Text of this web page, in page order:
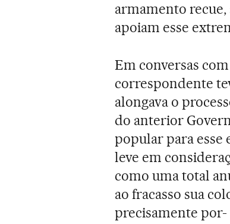
armamento recue,
apoiam esse
Em conversas
correspondente
alongava o
do anterior
popular para esse
leve em
como uma total
ao fracasso sua
precisamente por-